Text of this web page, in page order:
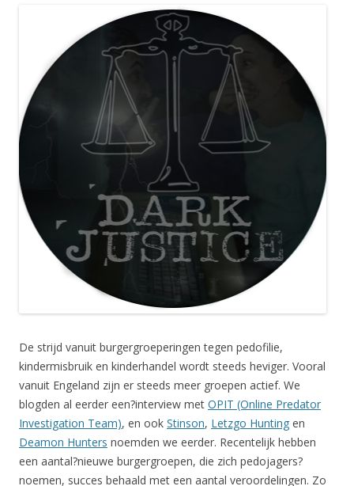
De strijd vanuit burgergroeperingen tegen pedofilie,
kindermisbruik en kinderhandel wordt steeds heviger. Vooral
vanuit Engeland zijn er steeds meer groepen actief. We
blogden al eerder een?interview met OPIT (Online Predator
Investigation Team), en ook Stinson, Letzgo Hunting en
Deamon Hunters noemden we eerder. Recentelijk hebben
een aantal?nieuwe burgergroepen, die zich pedojagers?
noemen, succes behaald met een aantal veroordelingen. Zo